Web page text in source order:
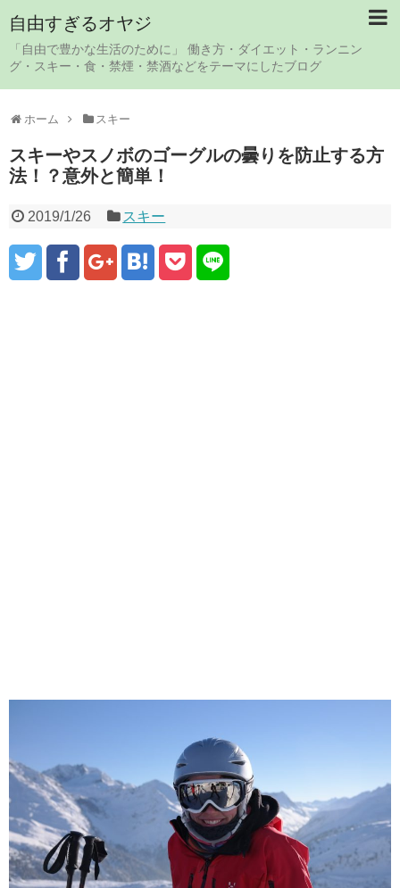
自由すぎるオヤジ
「自由で豊かな生活のために」 働き方・ダイエット・ランニン
グ・スキー・食・禁煙・禁酒などをテーマにしたブログ
ホーム スキー
スキーやスノボのゴーグルの曇りを防止する方
法！？意外と簡単！
2019/1/26 スキー